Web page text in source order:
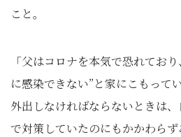
こと。
「父はコロナを本気で恐れてお
に感染できない”と家にこもって
外出しなければならないときは
で対策していたのにもかかわら